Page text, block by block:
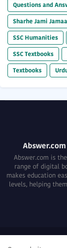
Questions and
Sharhe Jami
SSC Humanities
SSC Textbooks
Textbooks
Abswer.com is
range of digital
makes education
levels, helping